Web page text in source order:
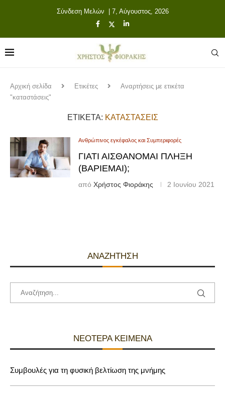
Σύνδεση Μελών | 7, Αύγουστος, 2026
Αρχική σελίδα Ετικέτες
Αναρτήσεις με ετικέτα
"καταστάσεις"
ΕΤΙΚΈΤΑ: ΚΑΤΑΣΤΆΣΕΙΣ
Ανθρώπινος εγκέφαλος και Συμπεριφορές
ΓΙΑΤΊ ΑΙΣΘΆΝΟΜΑΙ ΠΛΉΞΗ
(ΒΑΡΙΈΜΑΙ);
από Χρήστος Φιοράκης 2 Ιουνίου 2021
ΑΝΑΖΉΤΗΣΗ
ΝΕΌΤΕΡΑ ΚΕΊΜΕΝΑ
Συμβουλές για τη φυσική βελτίωση της μνήμης